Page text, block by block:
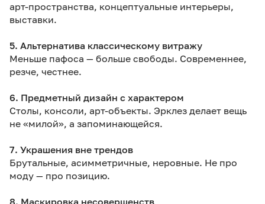
арт-пространства, концептуальные интерьеры,
выставки.
5. Альтернатива классическому витражу
Меньше пафоса — больше свободы. Современнее,
резче, честнее.
6. Предметный дизайн с характером
Столы, консоли, арт-объекты. Эрклез делает вещь
не «милой», а запоминающейся.
7. Украшения вне трендов
Брутальные, асимметричные, неровные. Не про
моду — про позицию.
8. Маскировка несовершенств